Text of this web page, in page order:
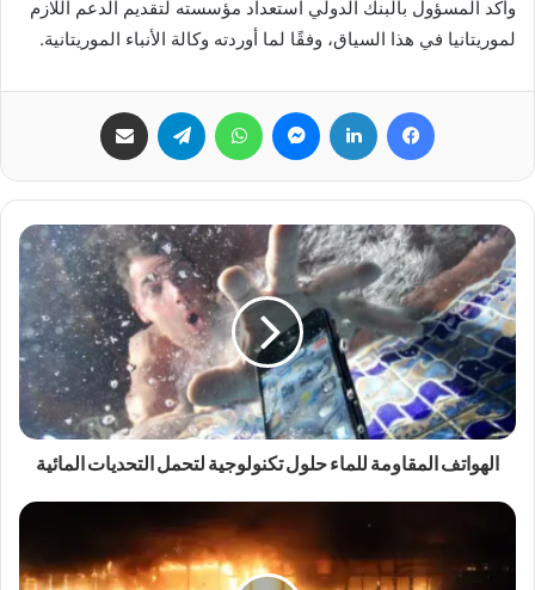
وأكد المسؤول بالبنك الدولي استعداد مؤسسته لتقديم الدعم اللازم
لموريتانيا في هذا السياق، وفقًا لما أوردته وكالة الأنباء الموريتانية.
فيسبوك لينكدإن ماسنجر واتساب تيلقرام
الهواتف المقاومة للماء حلول تكنولوجية لتحمل التحديات المائية